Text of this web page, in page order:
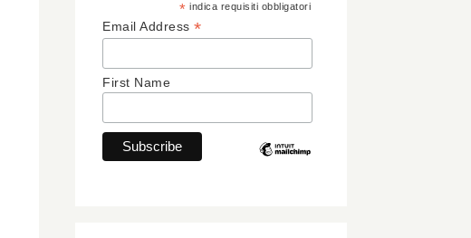
* indica requisiti obbligatori
Email Address *
First Name